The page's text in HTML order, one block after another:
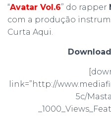
“Avatar Vol.6” do rapper
com a produção
Curta Aqui.
link=”http://
5c/